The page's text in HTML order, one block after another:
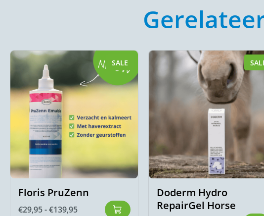
SALE
Floris PruZenn
€29,95-€139,95
Doderm Hydro
RepairGel Horse